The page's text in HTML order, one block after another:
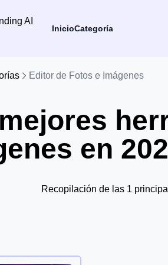
InicioCategoría
Editor de Fotos e Imágenes
en
Recopilación de las 1